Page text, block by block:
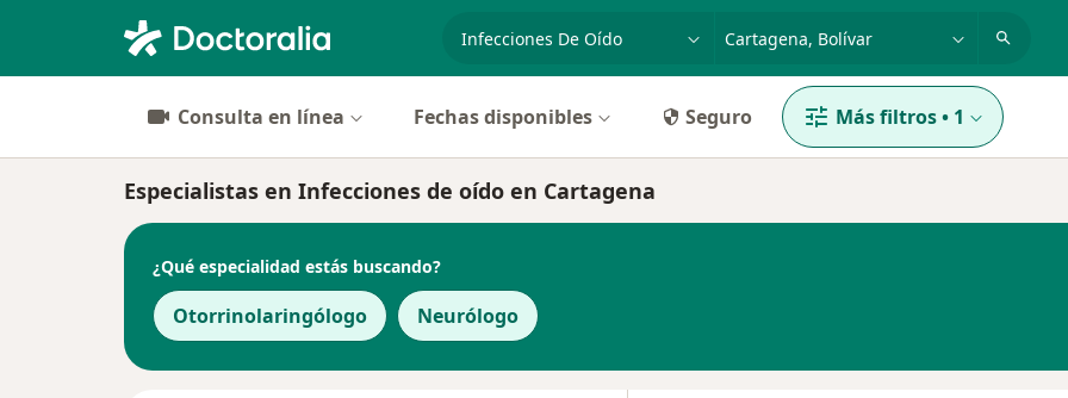
especialidad, enfermedad o nombre
Consulta en línea Fechas disponibles Seguro Más filtros• 1
Especialistas en Infecciones de oído en Cartagena
¿Qué especialidad estás buscando?
Otorrinolaringólogo Neurólogo